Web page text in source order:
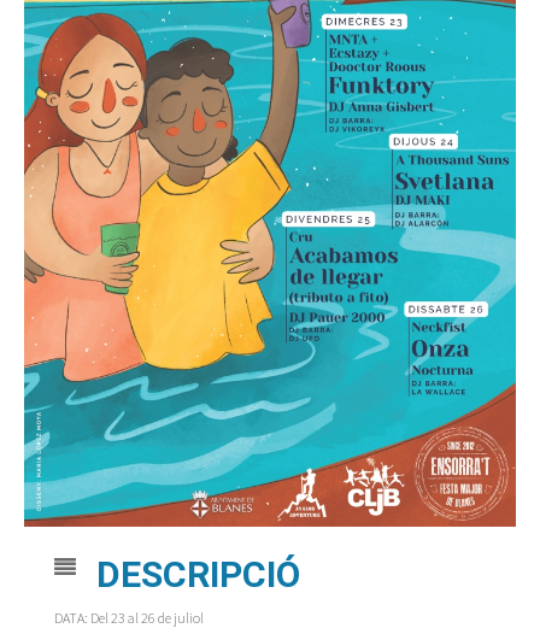
DESCRIPCIÓ
DATA: Del 23 al 26 de juliol